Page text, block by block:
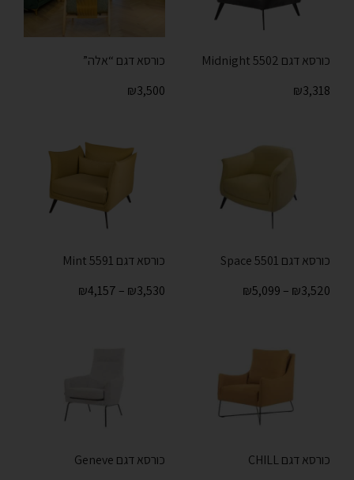
כורסא דגם Midnight 5502
₪3,318
כורסא דגם “אלה”
₪3,500
כורסא דגם Space 5501
₪3,520
–
₪5,099
כורסא דגם 5591 Mint
₪3,530
–
₪4,157
כורסא דגם CHILL
כורסא דגם Geneve